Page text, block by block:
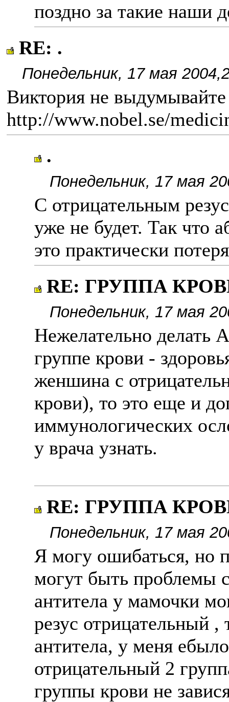
поздно за такие наши
RE: .
Понедельник, 17 мая
Виктория не
http://www.nobel.se/
.
Понедельник, 17 мая
С отрицательным
уже не будет. Так что
это практически
RE: ГРУППА
Понедельник, 17 мая
Нежелательно
группе крови -
женшина с
крови), то это еще и
иммунологических
у врача узнать.
RE: ГРУППА
Понедельник, 17 мая
Я могу ошибаться, но
могут быть проблемы
антитела у мамочки
резус отрицательный
антитела, у меня
отрицательный 2
группы крови не